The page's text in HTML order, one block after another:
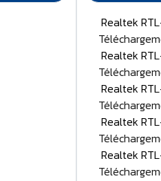
Realtek
Realtek
Realtek
Realtek
Realtek